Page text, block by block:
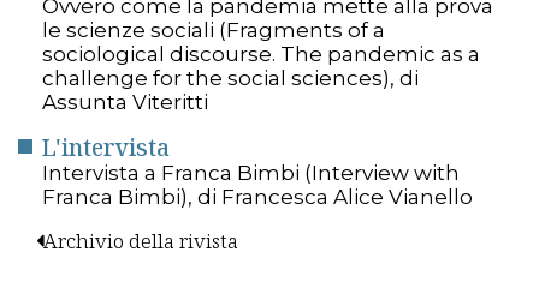
Ovvero come la pandemia mette alla prova
le scienze sociali (Fragments of a
sociological discourse. The pandemic as a
challenge for the social sciences), di
Assunta Viteritti
L'intervista
Intervista a Franca Bimbi (Interview with
Franca Bimbi), di Francesca Alice Vianello
Archivio della rivista